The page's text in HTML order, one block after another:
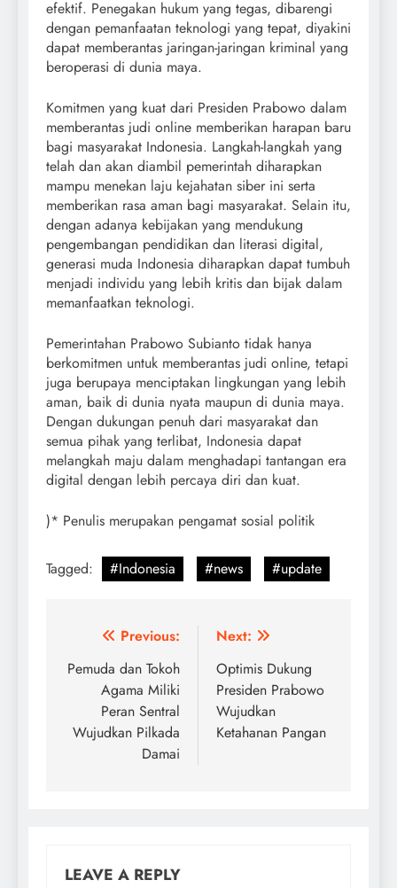
efektif. Penegakan hukum yang tegas, dibarengi
dengan pemanfaatan teknologi yang tepat, diyakini
dapat memberantas jaringan-jaringan kriminal yang
beroperasi di dunia maya.
Komitmen yang kuat dari Presiden Prabowo dalam
memberantas judi online memberikan harapan baru
bagi masyarakat Indonesia. Langkah-langkah yang
telah dan akan diambil pemerintah diharapkan
mampu menekan laju kejahatan siber ini serta
memberikan rasa aman bagi masyarakat. Selain itu,
dengan adanya kebijakan yang mendukung
pengembangan pendidikan dan literasi digital,
generasi muda Indonesia diharapkan dapat tumbuh
menjadi individu yang lebih kritis dan bijak dalam
memanfaatkan teknologi.
Pemerintahan Prabowo Subianto tidak hanya
berkomitmen untuk memberantas judi online, tetapi
juga berupaya menciptakan lingkungan yang lebih
aman, baik di dunia nyata maupun di dunia maya.
Dengan dukungan penuh dari masyarakat dan
semua pihak yang terlibat, Indonesia dapat
melangkah maju dalam menghadapi tantangan era
digital dengan lebih percaya diri dan kuat.
)* Penulis merupakan pengamat sosial politik
Tagged: #Indonesia #news #update
Post
navigation
Previous:
Pemuda dan Tokoh
Agama Miliki
Peran Sentral
Wujudkan Pilkada
Damai
Next:
Optimis Dukung
Presiden Prabowo
Wujudkan
Ketahanan Pangan
LEAVE A REPLY